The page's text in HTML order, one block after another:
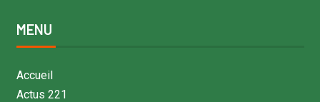
MENU
Accueil
Actus 221